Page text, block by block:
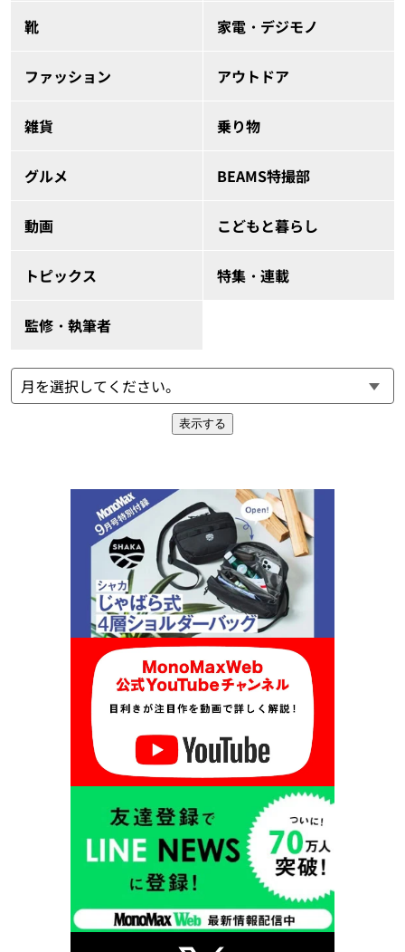
靴 家電・デジモノ
ファッション アウトドア
雑貨 乗り物
グルメ BEAMS特撮部
動画 こどもと暮らし
トピックス 特集・連載
監修・執筆者
表示する